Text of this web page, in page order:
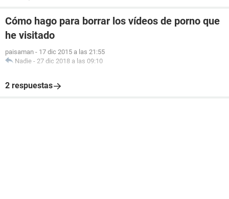
Cómo hago para borrar los vídeos de porno que
he visitado
paisaman - 17 dic 2015 a las 21:55
Nadie - 27 dic 2018 a las 09:10
2 respuestas